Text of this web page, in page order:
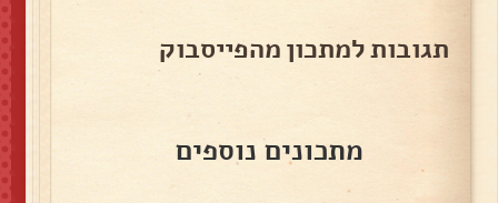
תגובות למתכון מהפייסבוק
מתכונים נוספים